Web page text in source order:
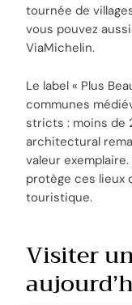
tournée de
vous pouvez
ViaMichelin.
Le label « Plus
communes
stricts : moins de
architectural
valeur
protège ces lieux
touristique.
Visiter